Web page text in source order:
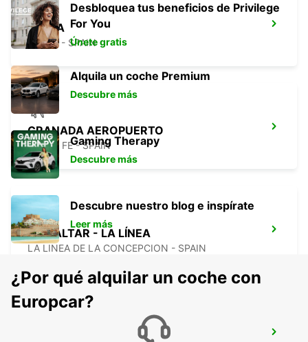
NERJA
NERJA - SPAIN
GRANADA AEROPUERTO
SANTA FE - SPAIN
GIBRALTAR - LA LÍNEA
LA LINEA DE LA CONCEPCION - SPAIN
Desbloquea tus beneficios de Privilege
For You
Únete gratis
Alquila un coche Premium
Descubre más
Gaming Therapy
Descubre más
Descubre nuestro blog e inspírate
Leer más
¿Por qué alquilar un coche con
Europcar?